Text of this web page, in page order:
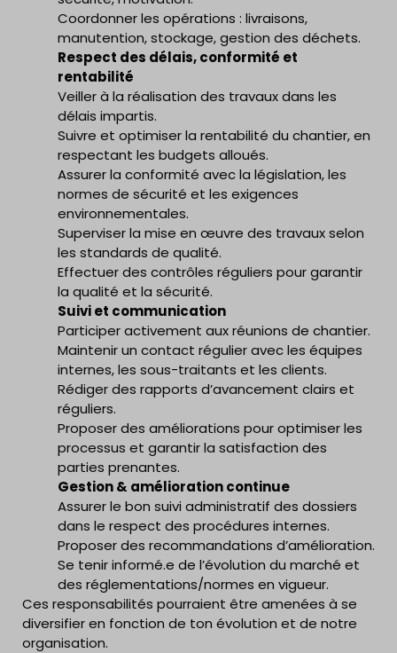
Coordonner les opérations : livraisons,
manutention, stockage, gestion des déchets.
Respect des délais, conformité et
rentabilité
Veiller à la réalisation des travaux dans les
délais impartis.
Suivre et optimiser la rentabilité du chantier, en
respectant les budgets alloués.
Assurer la conformité avec la législation, les
normes de sécurité et les exigences
environnementales.
Superviser la mise en œuvre des travaux selon
les standards de qualité.
Effectuer des contrôles réguliers pour garantir
la qualité et la sécurité.
Suivi et communication
Participer activement aux réunions de chantier.
Maintenir un contact régulier avec les équipes
internes, les sous-traitants et les clients.
Rédiger des rapports d’avancement clairs et
réguliers.
Proposer des améliorations pour optimiser les
processus et garantir la satisfaction des
parties prenantes.
Gestion & amélioration continue
Assurer le bon suivi administratif des dossiers
dans le respect des procédures internes.
Proposer des recommandations d’amélioration.
Se tenir informé.e de l’évolution du marché et
des réglementations/normes en vigueur.
Ces responsabilités pourraient être amenées à se
diversifier en fonction de ton évolution et de notre
organisation.